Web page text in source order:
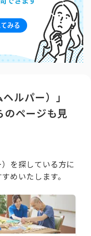
ルパー）」
のページも見
を探している方に
めいたします。